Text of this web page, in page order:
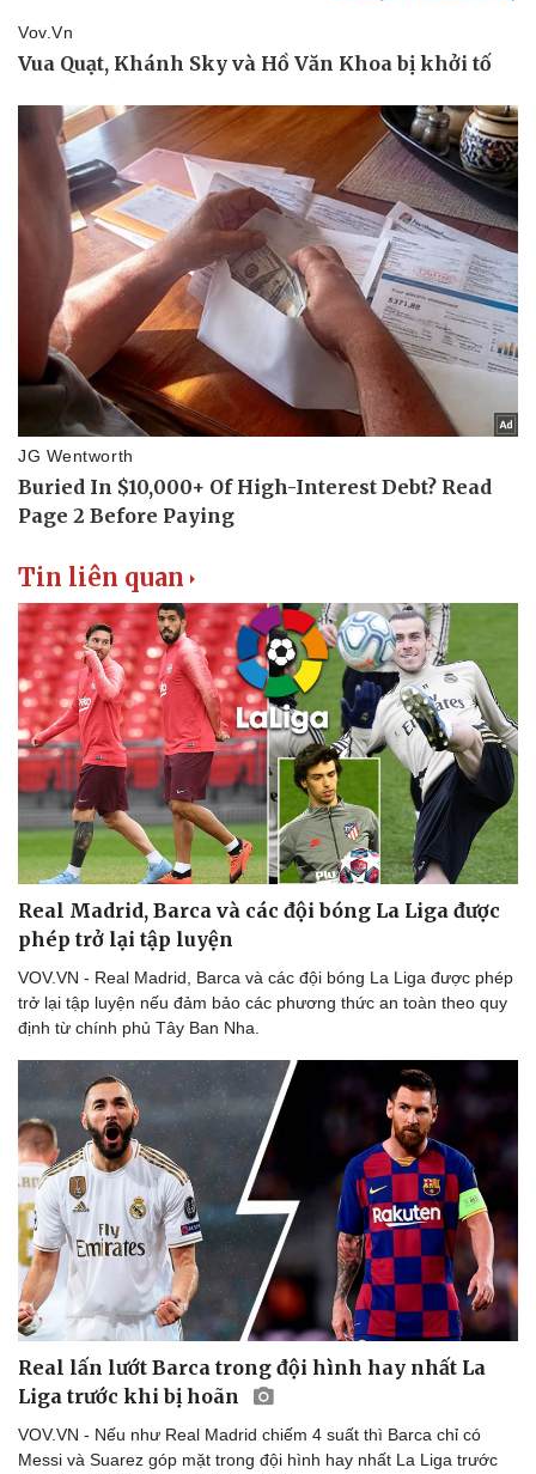
Tin liên quan
Real Madrid, Barca và các đội bóng La Liga được
phép trở lại tập luyện
VOV.VN - Real Madrid, Barca và các đội bóng La Liga được phép
trở lại tập luyện nếu đảm bảo các phương thức an toàn theo quy
định từ chính phủ Tây Ban Nha.
Real lấn lướt Barca trong đội hình hay nhất La
Liga trước khi bị hoãn
VOV.VN - Nếu như Real Madrid chiếm 4 suất thì Barca chỉ có
Messi và Suarez góp mặt trong đội hình hay nhất La Liga trước